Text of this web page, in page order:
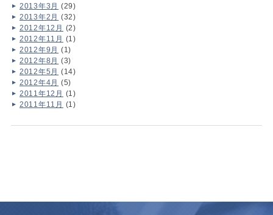
2013年3月 (29)
2013年2月 (32)
2012年12月 (2)
2012年11月 (1)
2012年9月 (1)
2012年8月 (3)
2012年5月 (14)
2012年4月 (5)
2011年12月 (1)
2011年11月 (1)